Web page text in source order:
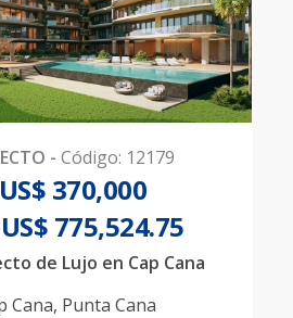
- Código: 12179
US$ 370,000
US$ 775,524.75
de Lujo en Cap Cana
Cana, Punta Cana